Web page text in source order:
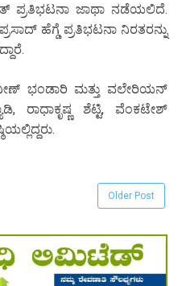
ಪ್ರತಿಭಟನಾ ಜಾಥಾ ನಡೆಯಲಿದೆ.
ಹೆಗ್ಡೆ ಪ್ರತಿಭಟನಾ ನಿರತರನ್ನು
ಭಂಡಾರಿ ಮತ್ತು ವಲೇರಿಯನ್
ರಾಧಾಕೃಷ್ಣ ಶೆಟ್ಟಿ, ವೆಂಕಟೇಶ್
Older Post